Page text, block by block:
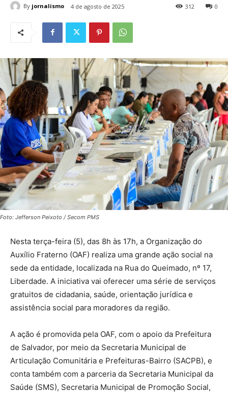
By jornalismo 4 de agosto de 2025 0
312
Foto: Jefferson Peixoto / Secom PMS
Nesta terça-feira (5), das 8h às 17h, a Organização do
Auxílio Fraterno (OAF) realiza uma grande ação social na
sede da entidade, localizada na Rua do Queimado, nº 17,
Liberdade. A iniciativa vai oferecer uma série de serviços
gratuitos de cidadania, saúde, orientação jurídica e
assistência social para moradores da região.
A ação é promovida pela OAF, com o apoio da Prefeitura
de Salvador, por meio da Secretaria Municipal de
Articulação Comunitária e Prefeituras-Bairro (SACPB), e
conta também com a parceria da Secretaria Municipal da
Saúde (SMS), Secretaria Municipal de Promoção Social,